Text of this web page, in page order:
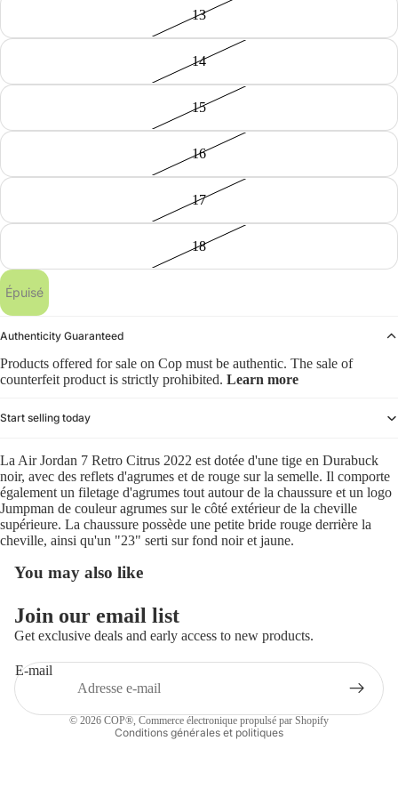
13
14
15
16
17
18
Épuisé
Authenticity Guaranteed
Products offered for sale on Cop must be authentic. The sale of
counterfeit product is strictly prohibited. Learn more
Start selling today
La Air Jordan 7 Retro Citrus 2022 est dotée d'une tige en Durabuck
noir, avec des reflets d'agrumes et de rouge sur la semelle. Il comporte
également un filetage d'agrumes tout autour de la chaussure et un logo
Jumpman de couleur agrumes sur le côté extérieur de la cheville
supérieure. La chaussure possède une petite bride rouge derrière la
cheville, ainsi qu'un "23" serti sur fond noir et jaune.
You may also like
Join our email list
Get exclusive deals and early access to new products.
E-mail
© 2026 COP®, Commerce électronique propulsé par Shopify
Conditions générales et politiques
Politique de confidentialité
Politique d’expédition